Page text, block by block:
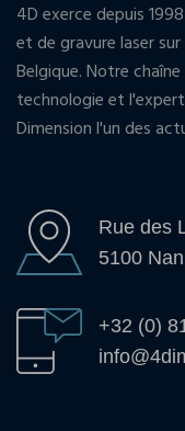
4D exerce depuis
et de gravure laser
Belgique. Notre
technologie et
Dimension l'un des
Rue des
5100
+32 (0)